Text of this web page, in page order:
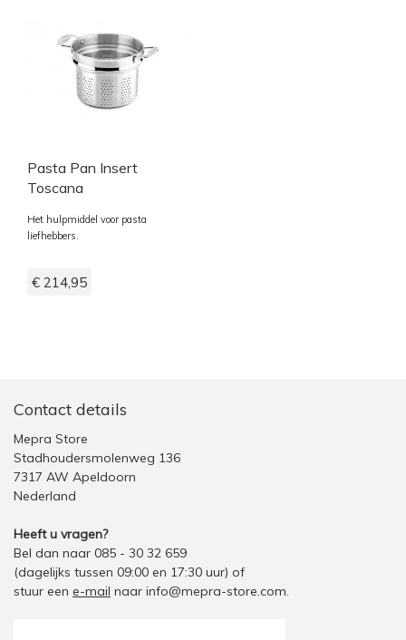
Pasta Pan Insert
Toscana
Het hulpmiddel voor pasta
liefhebbers.
€ 214,95
Contact details
Mepra Store
Stadhoudersmolenweg 136
7317 AW Apeldoorn
Nederland
Heeft u vragen?
Bel dan naar 085 - 30 32 659
(dagelijks tussen 09:00 en 17:30 uur) of
stuur een e-mail naar info@mepra-store.com.